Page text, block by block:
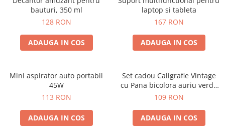
bauturi, 350 ml
128 RON
ADAUGA IN COS
laptop si tableta
167 RON
ADAUGA IN COS
Mini aspirator auto portabil
45W
113 RON
ADAUGA IN COS
Set cadou Caligrafie Vintage
cu Pana bicolora auriu verde
si Accesorii pentru Sigiliu, 5
109 RON
ADAUGA IN COS